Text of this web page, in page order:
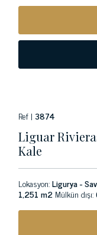
Ref | 3874
Liguar
Kale
Lokasyon:Ligurya -
1,251 m2 Mülkün dışı: